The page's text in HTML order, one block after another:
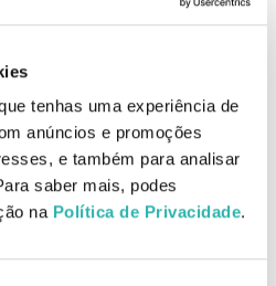
tenhas uma experiência de
anúncios e promoções
e também para analisar
saber mais, podes
na Política de Privacidade.
seco ao tacto
Strong Dry Wax 75ml
de produto nos cabelos secos e
a gravidade: aplique nos cabelos
na base e termine com More Inside